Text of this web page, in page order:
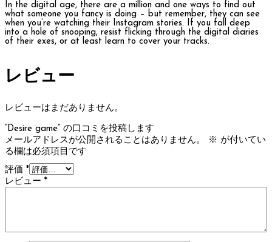
In the digital age, there are a million and one ways to find out
what someone you fancy is doing – but remember, they can see
when you’re watching their Instagram stories. If you fall deep
into a hole of snooping, resist flicking through the digital diaries
of their exes, or at least learn to cover your tracks.
レビュー
レビューはまだありません。
“Desire game” の口コミを投稿します
メールアドレスが公開されることはありません。
※ が付いてい
る欄は必須項目です
評価 *
レビュー *